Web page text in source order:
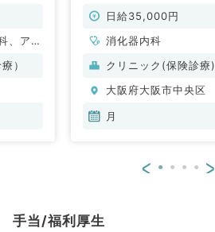
、アレ
児科、
科、消
）
器内科／非常勤）
日給35,000円
消化器内科
クリニック(保険診療)
大阪府大阪市中央区
月
< >
手当/福利厚生